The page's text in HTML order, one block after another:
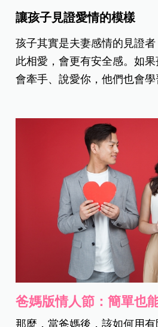
讓孩子見證愛情的模樣
孩子其實是夫妻感情的見證
此相愛，會更有安全感。如
會牽手、說愛你，他們也會學
爸媽版情人節：簡單也
那麼，當爸媽後，該如何用